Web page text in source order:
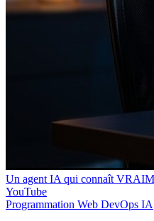
Un agent IA qui connaît
YouTube
Programmation Web DevOps IA